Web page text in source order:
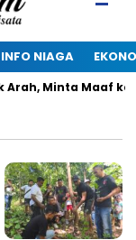
INFO NIAGA
Minta Maaf ke